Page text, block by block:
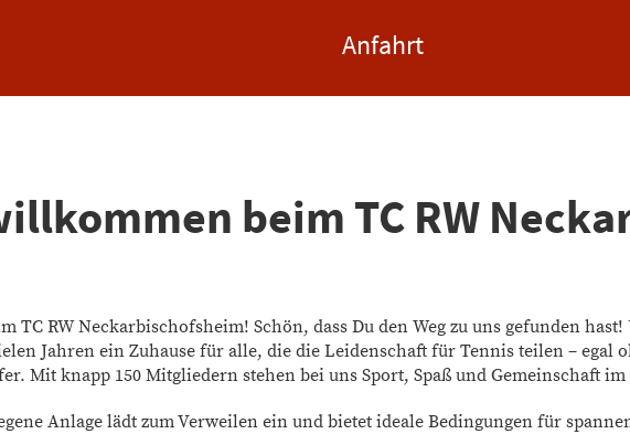
Anfahrt
beim TC RW
TC RW Neckarbischofsheim! Schön, dass Du den Weg zu uns gefunden
Jahren ein Zuhause für alle, die die Leidenschaft für Tennis teilen – egal
Mit knapp 150 Mitgliedern stehen bei uns Sport, Spaß und Gemeinschaft
Anlage lädt zum Verweilen ein und bietet ideale Bedingungen für